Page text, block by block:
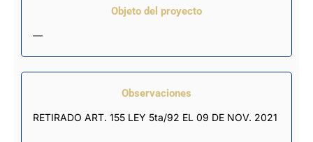
Objeto del proyecto
—
Observaciones
RETIRADO ART. 155 LEY 5ta/92 EL 09 DE NOV. 2021